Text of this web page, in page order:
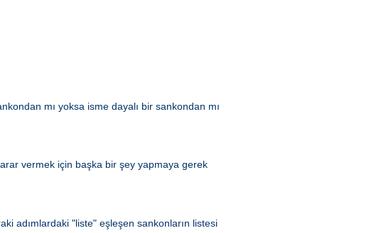
mı yoksa isme dayalı bir sankondan mı
vermek için başka bir şey yapmaya gerek
adımlardaki "liste" eşleşen sankonların listesi